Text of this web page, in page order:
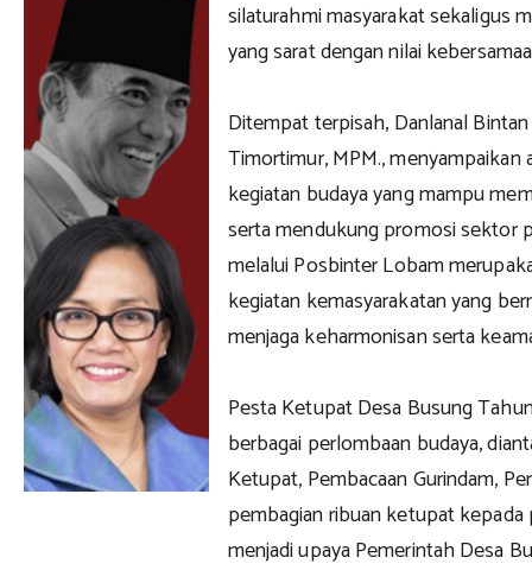
silaturahmi masyarakat sekaligus
yang sarat dengan nilai
Ditempat terpisah, Danlanal
Timortimur, MPM., menyampaikan
kegiatan budaya yang mampu
serta mendukung promosi sektor
melalui Posbinter Lobam
kegiatan kemasyarakatan yang
menjaga keharmonisan serta
Pesta Ketupat Desa Busung
berbagai perlombaan budaya,
Ketupat, Pembacaan Gurindam,
pembagian ribuan ketupat kepada
menjadi upaya Pemerintah Desa